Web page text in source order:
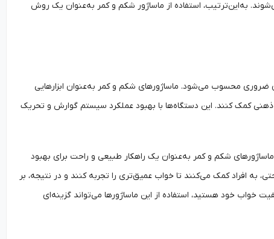
به‌این‌ترتیب، استفاده از ماساژور شکم و کمر به‌عنوان یک روش
محسوب می‌شود. ماساژورهای شکم و کمر به‌عنوان ابزارهایی
کمک کنند. این دستگاه‌ها با بهبود عملکرد سیستم گوارش و تحریک
شکم و کمر به‌عنوان یک راهکار طبیعی و راحت برای بهبود
به افراد کمک می‌کنند تا خواب عمیق‌تری را تجربه کنند و در نتیجه، بر
خواب خود هستید، استفاده از این ماساژورها می‌تواند گزینه‌ای